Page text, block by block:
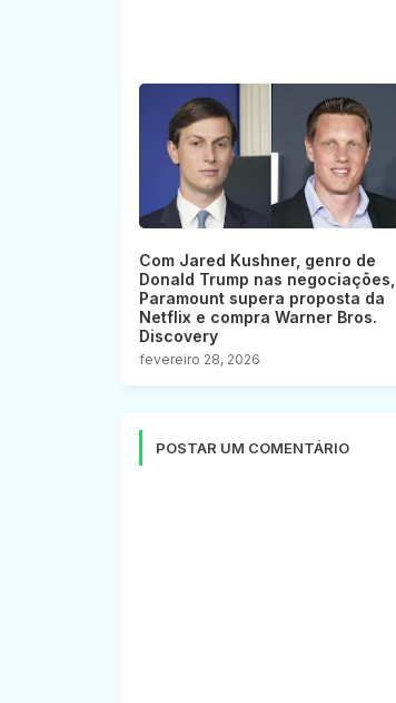
Com Jared Kushner, genro de
Donald Trump nas negociações,
Paramount supera proposta da
Netflix e compra Warner Bros.
Discovery
fevereiro 28, 2026
POSTAR UM COMENTÁRIO